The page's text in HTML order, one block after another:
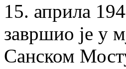
15. априла
завршио је у
Санском